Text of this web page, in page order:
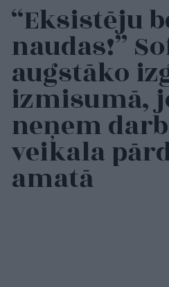
“Eksistēju
naudas!”
augstāko
izmisumā,
neņem
veikala
amatā